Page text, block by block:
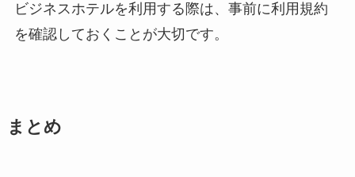
ビジネスホテルを利用する際は、事前に利用規約
を確認しておくことが大切です。
まとめ